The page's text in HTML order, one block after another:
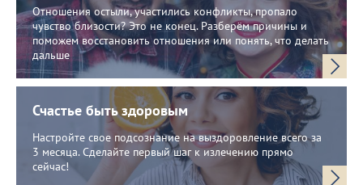
Отношения остыли, участились конфликты, пропало
чувство близости? Это не конец. Разберём причины и
поможем восстановить отношения или понять, что делать
дальше
Счастье быть здоровым
Настройте свое подсознание на выздоровление всего за
3 месяца. Сделайте первый шаг к излечению прямо
сейчас!